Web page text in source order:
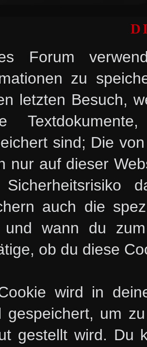
Forum
zu
letzten Besuch,
sind; Die
nur auf dieser
Sicherheitsrisiko
auch die
und wann du
ob du diese
wird in
gespeichert, um
gestellt wird. Du